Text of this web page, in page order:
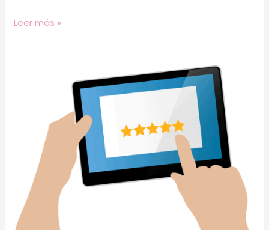
Leer más »
calidad